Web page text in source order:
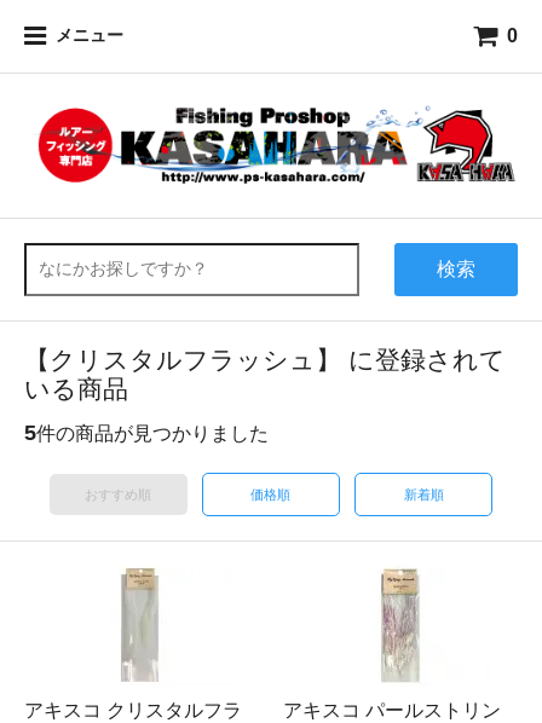
メニュー 0
検索
【クリスタルフラッシュ】 に登録されて
いる商品
5件の商品が見つかりました
おすすめ順 価格順 新着順
アキスコ クリスタルフラ
アキスコ パールストリン